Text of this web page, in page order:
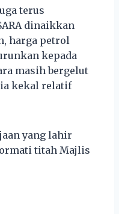
terus
dinaikkan
harga petrol
kepada
masih bergelut
kekal relatif
yang lahir
titah Majlis